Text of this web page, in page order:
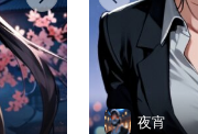
夜宵